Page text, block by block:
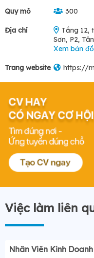
Quy mô 300
Địa chỉ
Tầng 12,
Sơn, P2,
Xem bản đồ
Trang website https://
Việc làm liên
Nhân Viên Kinh Doanh